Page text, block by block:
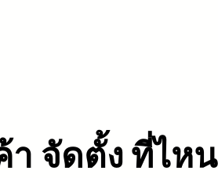
า จัดตั้ง ที่ไหน